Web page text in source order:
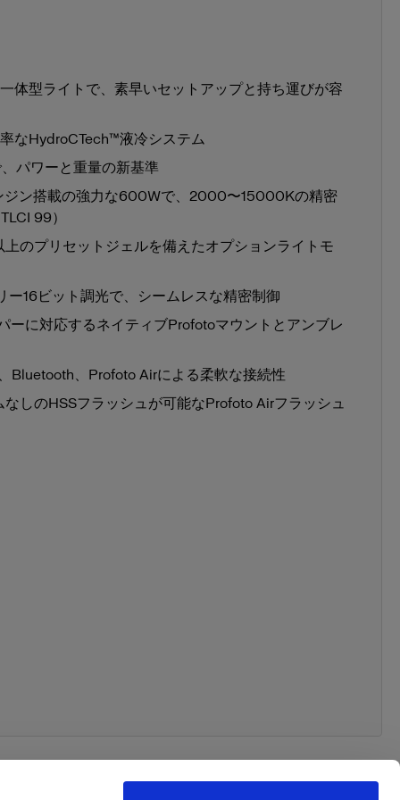
ー
体型ライトで、素早いセットアップと持ち運びが容
なHydroCTech™液冷システム
パワーと重量の新基準
ジン搭載の強力な600Wで、2000〜15000Kの精密
99）
のプリセットジェルを備えたオプションライトモ
ー16ビット調光で、シームレスな精密制御
ーに対応するネイティブProfotoマウントとアンブレ
Bluetooth、Profoto Airによる柔軟な接続性
しのHSSフラッシュが可能なProfoto Airフラッシュ